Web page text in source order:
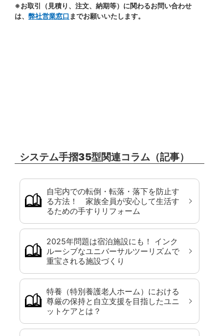
※お取引（見積り、注文、納期等）に関わるお問い合わせ
は、 弊社営業窓口 までお願いいたします。
システム手摺35型関連コラム（記事）
自宅内での転倒・転落・落下を防止す
る方法！ 家族全員が安心して生活す
るための手すりリフォーム
2025年問題は宿泊施設にも！ インク
ルーシブなユニバーサルツーリズムで
重宝される施設づくり
特養（特別養護老人ホーム）における
尊厳の保持と自立支援を目指したユニ
ットケアとは？